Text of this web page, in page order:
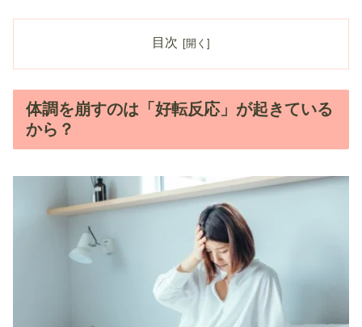
目次
体調を崩すのは「好転反応」が起きている
から？